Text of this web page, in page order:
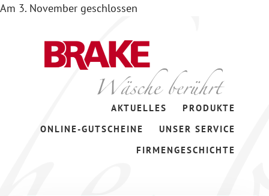
Am 3. November geschlossen
AKTUELLES
PRODUKTE
ONLINE-GUTSCHEINE
UNSER SERVICE
FIRMENGESCHICHTE